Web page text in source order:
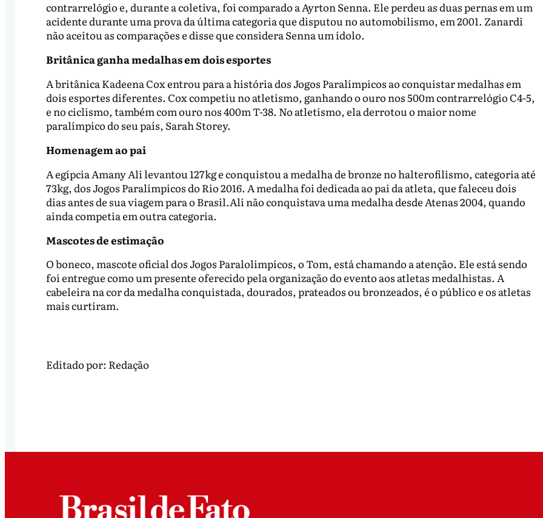
contrarrelógio e, durante a coletiva, foi comparado a Ayrton Senna. Ele perdeu as duas pernas em um
acidente durante uma prova da última categoria que disputou no automobilismo, em 2001. Zanardi
não aceitou as comparações e disse que considera Senna um ídolo.
Britânica ganha medalhas em dois esportes
A britânica Kadeena Cox entrou para a história dos Jogos Paralímpicos ao conquistar medalhas em
dois esportes diferentes. Cox competiu no atletismo, ganhando o ouro nos 500m contrarrelógio C4-5,
e no ciclismo, também com ouro nos 400m T-38. No atletismo, ela derrotou o maior nome
paralímpico do seu país, Sarah Storey.
Homenagem ao pai
A egípcia Amany Ali levantou 127kg e conquistou a medalha de bronze no halterofilismo, categoria até
73kg, dos Jogos Paralímpicos do Rio 2016. A medalha foi dedicada ao pai da atleta, que faleceu dois
dias antes de sua viagem para o Brasil.Ali não conquistava uma medalha desde Atenas 2004, quando
ainda competia em outra categoria.
Mascotes de estimação
O boneco, mascote oficial dos Jogos Paralolimpícos, o Tom, está chamando a atenção. Ele está sendo
foi entregue como um presente oferecido pela organização do evento aos atletas medalhistas. A
cabeleira na cor da medalha conquistada, dourados, prateados ou bronzeados, é o público e os atletas
mais curtiram.
Editado por: Redação